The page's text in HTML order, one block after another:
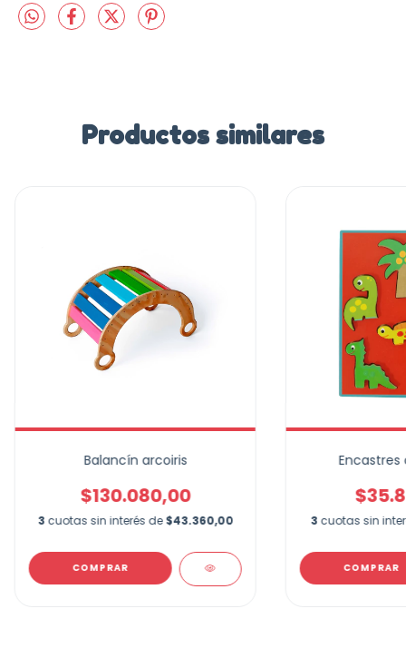
Productos similares
Balancín arcoiris
$130.080,00
3 cuotas sin interés de$43.360,00
COMPRAR
Encastres
3 cuotas sin
COMPRAR